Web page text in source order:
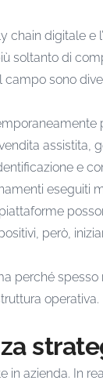
chain digitale e
soltanto di
sono
assistita,
e
eseguiti
però,
perché spesso
operativa.
in azienda. In